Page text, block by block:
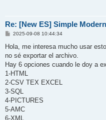
Re: [New ES] Simple
P
s
2025-09-08 10:44:34
Hola, me interesa mucho usar
no sé exportar el archivo.
Hay 6 opciones cuando le doy a
1-HTML
2-CSV TEX EXCEL
3-SQL
4-PICTURES
5-AMC
6-XML